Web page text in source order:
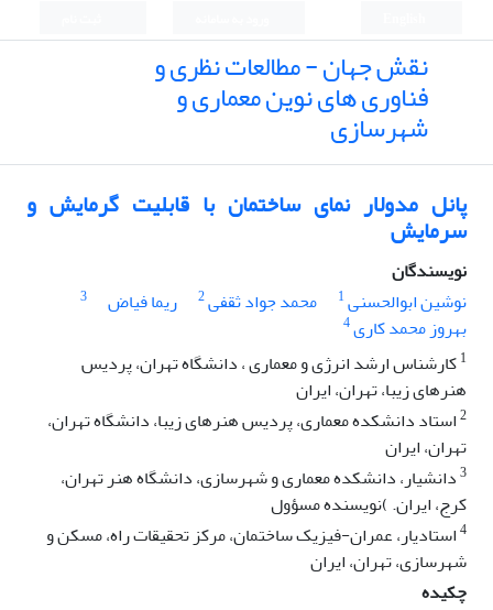
نقش جهان - مطالعات نظری و
فناوری های نوین معماری و
شهرسازی
پانل مدولار نمای ساختمان با قابلیت گرمایش و
سرمایش
نویسندگان
نوشین ابوالحسنی1 محمد جواد ثقفی2 ریما فیاض 3
بهروز محمد کاری4
1کارشناس ارشد انرژی و معماری ، دانشگاه تهران، پردیس
هنرهای زیبا، تهران، ایران
2استاد دانشکده معماری، پردیس هنرهای زیبا، دانشگاه تهران،
تهران، ایران
3دانشیار، دانشکده معماری و شهرسازی، دانشگاه هنر تهران،
کرج، ایران. )نویسنده مسؤول
4استادیار، عمران-فیزیک ساختمان، مرکز تحقیقات راه، مسکن و
شهرسازی، تهران، ایران
چکیده